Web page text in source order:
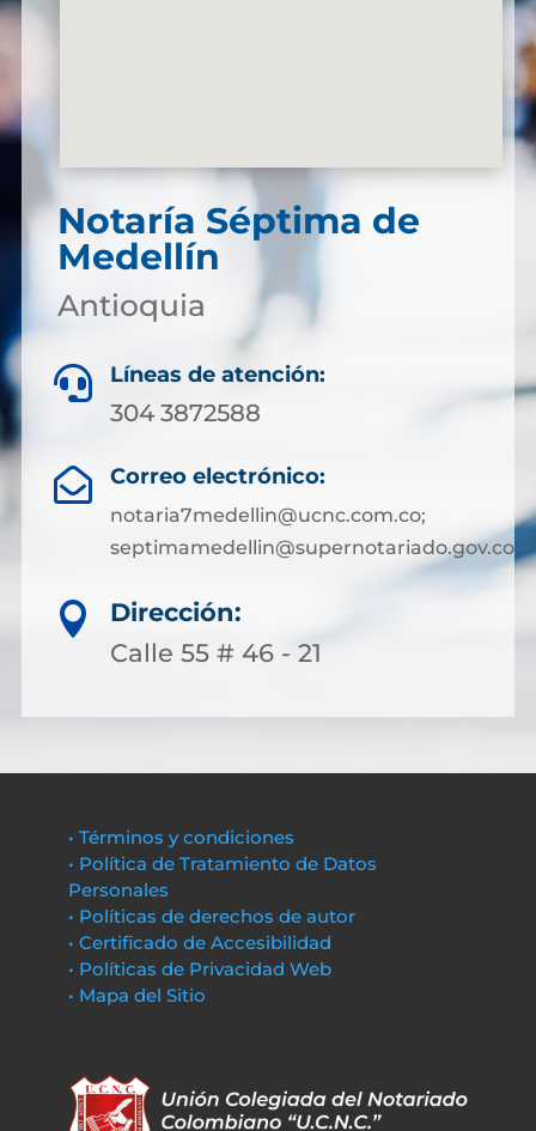
Notaría Séptima de
Medellín
Antioquia
 Líneas de atención:
304 3872588
 Correo electrónico:
notaria7medellin@ucnc.com.co;
septimamedellin@supernotariado.gov.co

Dirección:
Calle 55 # 46 - 21
• Términos y condiciones
• Política de Tratamiento de Datos
Personales
• Políticas de derechos de autor
• Certificado de Accesibilidad
• Políticas de Privacidad Web
• Mapa del Sitio